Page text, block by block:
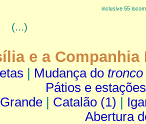
inclusive 55
(...)
e a
Mudança do tronco
Pátios e estações
Catalão (1)
Abertura